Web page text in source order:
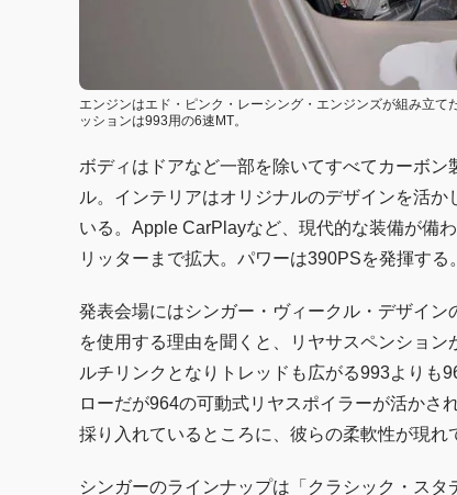
エンジンはエド・ピンク・レーシング・エンジンズが組み立
ッションは993用の6速MT。
ボディはドアなど一部を除いてすべてカーボ
ル。インテリアはオリジナルのデザインを活
いる。Apple CarPlayなど、現代的な装備が備
リッターまで拡大。パワーは390PSを発揮する。
発表会場にはシンガー・ヴィークル・デザイ
を使用する理由を聞くと、リヤサスペンショ
ルチリンクとなりトレッドも広がる993よりも
ローだが964の可動式リヤスポイラーが活かさ
採り入れているところに、彼らの柔軟性が現れ
シンガーのラインナップは「クラシック・ス